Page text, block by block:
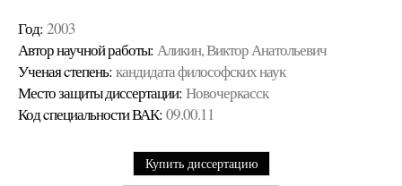
Год: 2003
Автор научной работы: Аликин, Виктор Анатольевич
Ученая cтепень: кандидата философских наук
Место защиты диссертации: Новочеркасск
Код cпециальности ВАК: 09.00.11
Купить диссертацию